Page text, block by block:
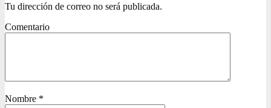
Tu dirección de correo no será publicada.
Comentario
Nombre *